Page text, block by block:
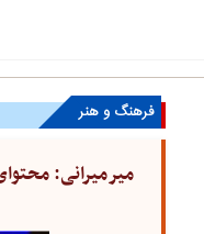
فرهنگ و هنر
میرمیرانی: